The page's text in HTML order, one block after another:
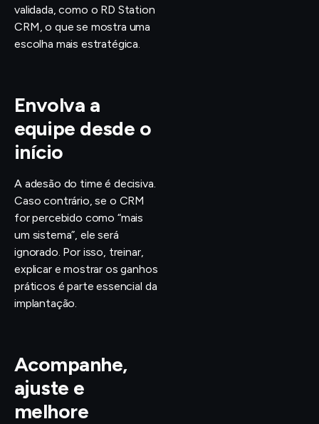
validada, como o RD Station
CRM, o que se mostra uma
escolha mais estratégica.
Envolva a
equipe desde o
início
A adesão do time é decisiva.
Caso contrário, se o CRM
for percebido como “mais
um sistema”, ele será
ignorado. Por isso, treinar,
explicar e mostrar os ganhos
práticos é parte essencial da
implantação.
Acompanhe,
ajuste e
melhore